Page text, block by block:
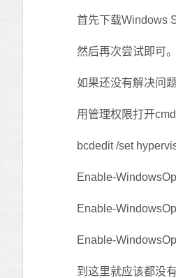
首先下载Windows
然后再次尝试即可。
如果还没有解决问题
用管理权限打开cmd
bcdedit /set
Enable-
Enable-
Enable-
到这里就应该都没有